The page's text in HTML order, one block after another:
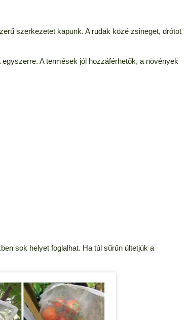
szerkezetet kapunk. A rudak közé zsineget, drótot
A termések jól hozzáférhetők, a növények
sok helyet foglalhat. Ha túl sűrűn ültetjük a